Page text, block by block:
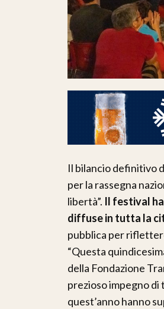
Il bilancio definitivo
per la rassegna
libertà”. Il festival
diffuse in tutta la
pubblica per
“Questa
della Fondazione
prezioso impegno
quest’anno hanno